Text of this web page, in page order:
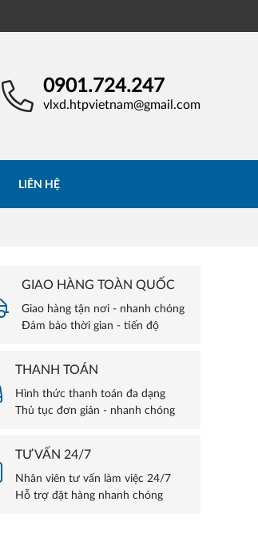
0901.724.247
vlxd.htpvietnam@gmail.com
LIÊN HỆ
GIAO HÀNG TOÀN QUỐC
Giao hàng tận nơi - nhanh chóng
Đảm bảo thời gian - tiến độ
THANH TOÁN
Hình thức thanh toán đa dạng
Thủ tục đơn giản - nhanh chóng
TƯ VẤN 24/7
Nhân viên tư vấn làm việc 24/7
Hỗ trợ đặt hàng nhanh chóng